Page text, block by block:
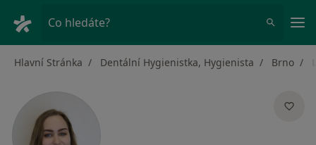
Co hledáte?
Hlavní Stránka Dentální Hygienistka, Hygienista Brno